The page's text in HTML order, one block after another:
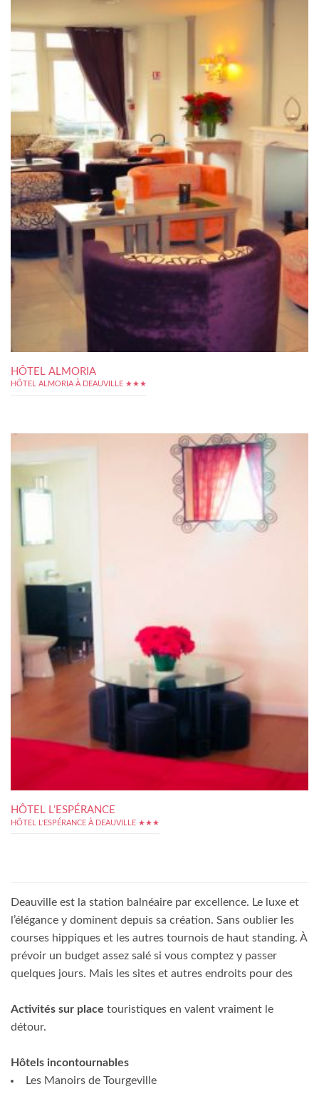
HÔTEL ALMORIA
HÔTEL ALMORIA À DEAUVILLE ★★★
HÔTEL L’ESPÉRANCE
HÔTEL L'ESPÉRANCE À DEAUVILLE ★★★
Deauville est la station balnéaire par excellence. Le luxe et
l’élégance y dominent depuis sa création. Sans oublier les
courses hippiques et les autres tournois de haut standing. À
prévoir un budget assez salé si vous comptez y passer
quelques jours. Mais les sites et autres endroits pour des
Activités sur place touristiques en valent vraiment le
détour.
Hôtels incontournables
Les Manoirs de Tourgeville